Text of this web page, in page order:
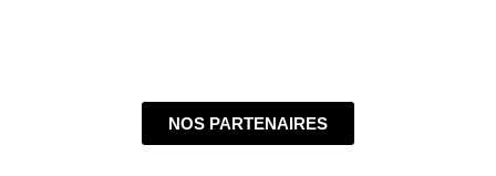
NOS PARTENAIRES